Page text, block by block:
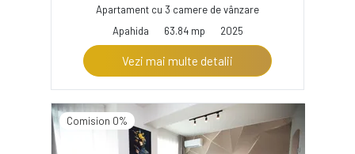
Apartament cu 3 camere de vânzare
Apahida
63.84 mp 2025
Vezi mai multe detalii
Comision 0%